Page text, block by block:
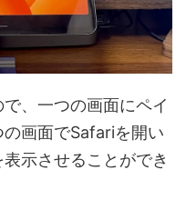
、一つの画面にペイ
画面でSafariを開い
示させることができ